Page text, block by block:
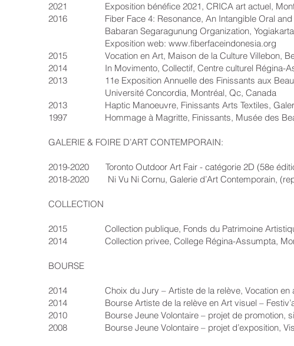
2021 Exposition bénéfice 2021, CRICA art actuel,
2016 Fiber Face 4: Resonance, An Intangible Oral and
Babaran Segaragunung Organization, Yogiakarta,
Exposition web: www.fiberfaceindonesia.org
2015 Vocation en Art, Maison de la Culture Villebon,
2014 In Movimento, Collectif, Centre culturel Régina-
2013 11e Exposition Annuelle des Finissants aux
Université Concordia, Montréal, Qc, Canada
2013 Haptic Manoeuvre, Finissants Arts Textiles, Galerie
1997 Hommage à Magritte, Finissants, Musée des
GALERIE & FOIRE D’ART CONTEMPORAIN:
2019-2020 Toronto Outdoor Art Fair - catégorie 2D (58e
2018-2020 Ni Vu Ni Cornu, Galerie d’Art Contemporain,
COLLECTION
2015 Collection publique, Fonds du Patrimoine
2014 Collection privee, College Régina-Assumpta,
BOURSE
2014 Choix du Jury – Artiste de la relève, Vocation en
2014 Bourse Artiste de la relève en Art visuel –
2010 Bourse Jeune Volontaire – projet de promotion,
2008 Bourse Jeune Volontaire – projet d’exposition,